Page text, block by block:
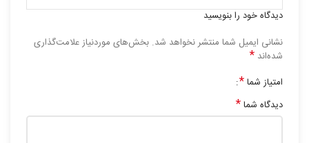
دیدگاه خود را بنویسید
نشانی ایمیل شما منتشر نخواهد شد. بخش‌های موردنیاز علامت‌گذاری
شده‌اند *
امتیاز شما*
دیدگاه شما*